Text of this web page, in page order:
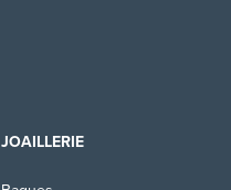
JOAILLERIE